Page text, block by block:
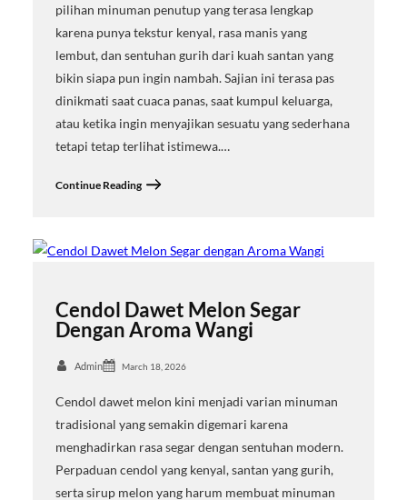
pilihan minuman penutup yang terasa lengkap
karena punya tekstur kenyal, rasa manis yang
lembut, dan sentuhan gurih dari kuah santan yang
bikin siapa pun ingin nambah. Sajian ini terasa pas
dinikmati saat cuaca panas, saat kumpul keluarga,
atau ketika ingin menyajikan sesuatu yang sederhana
tetapi tetap terlihat istimewa.…
Continue Reading
Cendol Dawet Melon Segar
Dengan Aroma Wangi
Admin March 18, 2026
Cendol dawet melon kini menjadi varian minuman
tradisional yang semakin digemari karena
menghadirkan rasa segar dengan sentuhan modern.
Perpaduan cendol yang kenyal, santan yang gurih,
serta sirup melon yang harum membuat minuman